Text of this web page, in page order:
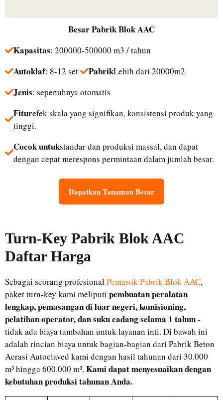
BesarPabrik Blok AAC
Kapasitas: 200000-500000 m3 / tahun
Autoklaf: 8-12 set PabrikLebih dari 20000m2
Jenis: sepenuhnya otomatis
Fiturefek skala yang signifikan, konsistensi produk yang
tinggi.
Cocok untukstandar dan produksi massal, dan dapat
dengan cepat merespons permintaan dalam jumlah besar.
Dapatkan Tanaman Besar
Turn-Key Pabrik Blok AAC
Daftar Harga
Sebagai seorang profesional Pemasok Pabrik Blok AAC,
paket turn-key kami meliputi pembuatan peralatan
lengkap, pemasangan di luar negeri, komisioning,
pelatihan operator, dan suku cadang selama 1 tahun-
tidak ada biaya tambahan untuk layanan inti. Di bawah ini
adalah rincian biaya untuk bagian-bagian dari Pabrik Beton
Aerasi Autoclaved kami dengan hasil tahunan dari 30.000
m³ hingga 600.000 m³. Kami dapat menyesuaikan dengan
kebutuhan produksi tahunan Anda.